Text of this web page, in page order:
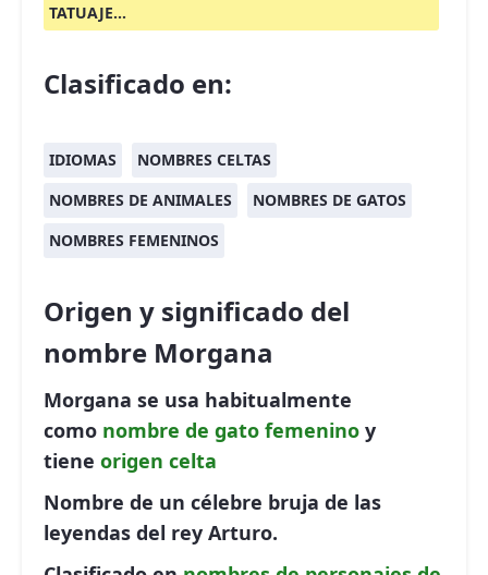
TATUAJE...
Clasificado en:
IDIOMAS
NOMBRES CELTAS
NOMBRES DE ANIMALES
NOMBRES DE GATOS
NOMBRES FEMENINOS
Origen y significado del
nombre Morgana
Morgana se usa habitualmente
como nombre de gato femenino y
tiene origen celta
Nombre de un célebre bruja de las
leyendas del rey Arturo.